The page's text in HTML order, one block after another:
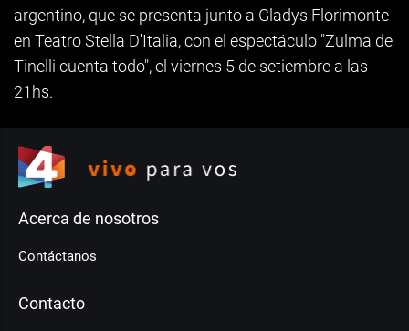
argentino, que se presenta junto a Gladys Florimonte
en Teatro Stella D'Italia, con el espectáculo "Zulma de
Tinelli cuenta todo", el viernes 5 de setiembre a las
21hs.
Acerca de nosotros
Contáctanos
Contacto